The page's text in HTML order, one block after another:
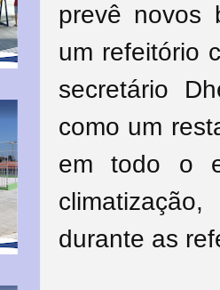
prevê novos
um refeitório
secretário
como um
em todo o
durante as